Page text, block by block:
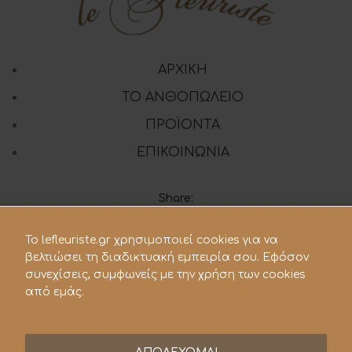
ΑΡΧΙΚΗ
ΤΟ ΑΝΘΟΠΩΛΕΙΟ
ΠΡΟΪΟΝΤΑ
ΕΠΙΚΟΙΝΩΝΙΑ
Share:
210 28.21.119
To lefleuriste.gr χρησιμοποιεί cookies για να
βελτιώσει τη διαδικτυακή εμπειρία σου. Εφόσον
συνεχίσεις, συμφωνείς με την χρήση των cookies
από εμάς.